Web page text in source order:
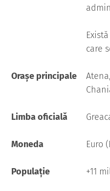
care
Orașe principale
Limba oficială
Moneda Euro
Populație +11